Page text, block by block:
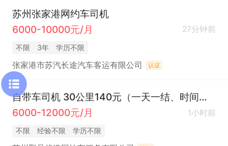
苏州张家港网约车司机
6000-10000元/月
27分钟前
不限 3年 学历不限
张家港市苏汽长途汽车客运有限公司 认证
自带车司机 30公里140元（一天一结、时间自由)
6000-12000元/月
1小时前
不限 经验不限 学历不限